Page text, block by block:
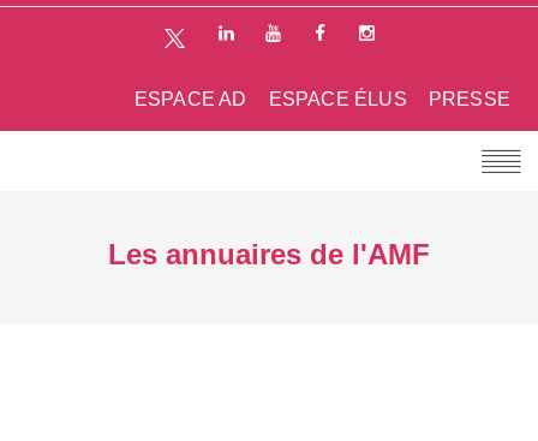
PRESSE
ESPACE ÉLUS
ESPACE AD
Les annuaires de l'AMF